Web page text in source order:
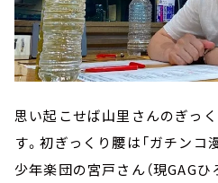
思い起こせば山里さんのぎっ
す。初ぎっくり腰は「ガチンコ
少年楽団の宮戸さん（現GAG